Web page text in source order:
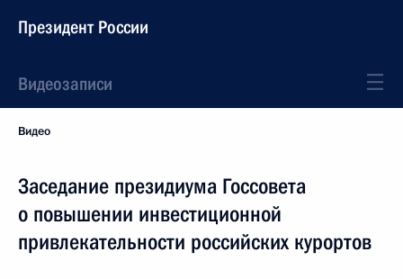
Президент России
Видеозаписи
Видео
Заседание президиума Госсовета
о повышении инвестиционной
привлекательности российских курортов